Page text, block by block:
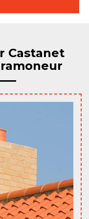
Castanet